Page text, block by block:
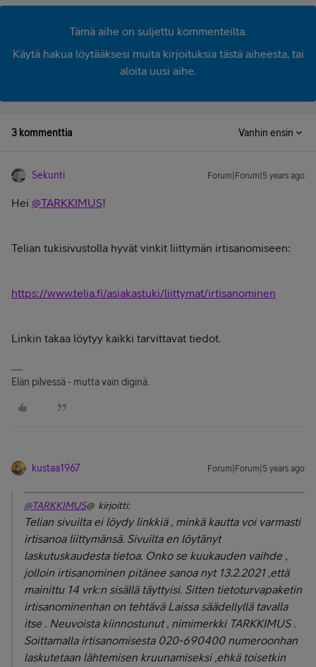
Tämä aihe on suljettu kommenteilta.
Käytä hakua löytääksesi muita kirjoituksia tästä aiheesta, tai
aloita uusi aihe.
3 kommenttia Vanhin ensin
Sekunti Forum|Forum|5 years ago
Hei @TARKKIMUS!
Telian tukisivustolla hyvät vinkit liittymän irtisanomiseen:
https://www.telia.fi/asiakastuki/liittymat/irtisanominen
Linkin takaa löytyy kaikki tarvittavat tiedot.
Elän pilvessä - mutta vain diginä.
kustaa1967 Forum|Forum|5 years ago
@TARKKIMUS@ kirjoitti:
Telian sivuilta ei löydy linkkiä , minkä kautta voi varmasti
irtisanoa liittymänsä. Sivuilta en löytänyt
laskutuskaudesta tietoa. Onko se kuukauden vaihde ,
jolloin irtisanominen pitänee sanoa nyt 13.2.2021 ,että
mainittu 14 vrk:n sisällä täyttyisi. Sitten tietoturvapaketin
irtisanominenhan on tehtävä Laissa säädellyllä tavalla
itse . Neuvoista kiinnostunut , nimimerkki TARKKIMUS .
Soittamalla irtisanomisesta 020-690400 numeroonhan
laskutetaan lähtemisen kruunamiseksi ,ehkä toisetkin